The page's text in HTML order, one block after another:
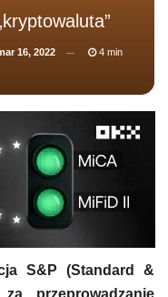
16, 2022
4 min
S&P (Standard &
przeprowadzanie